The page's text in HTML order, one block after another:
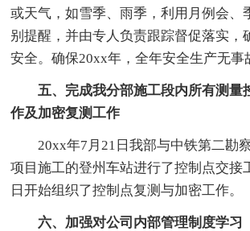
或天气，如雪季、雨季，利用月例会、
别提醒，并由专人负责跟踪督促落实，
安全。确保20xx年，全年安全生产无事
五、完成我分部施工段内所有测量
作及加密复测工作
20xx年7月21日我部与中铁第二勘
项目施工的登州车站进行了控制点交接
日开始组织了控制点复测与加密工作。
六、加强对公司内部管理制度学习